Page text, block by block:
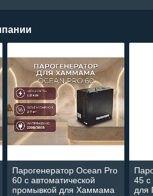
Парогенератор Ocean Pro
60 c автоматической
промывкой для Хаммама
45 c
для